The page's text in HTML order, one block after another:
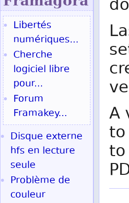
A
Libertés
numériques...
Cherche
logiciel libre
pour...
Forum
Framakey...
Disque externe
hfs en lecture
seule
Problème de
couleur